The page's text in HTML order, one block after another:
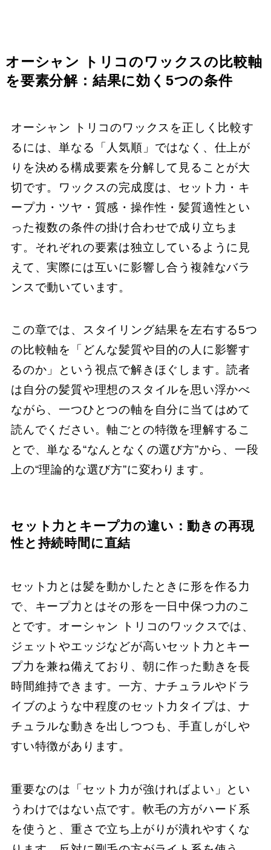
オーシャン トリコのワックスの比較軸
を要素分解：結果に効く5つの条件
オーシャン トリコのワックスを正しく比較す
るには、単なる「人気順」ではなく、仕上が
りを決める構成要素を分解して見ることが大
切です。ワックスの完成度は、セット力・キ
ープ力・ツヤ・質感・操作性・髪質適性とい
った複数の条件の掛け合わせで成り立ちま
す。それぞれの要素は独立しているように見
えて、実際には互いに影響し合う複雑なバラ
ンスで動いています。
この章では、スタイリング結果を左右する5つ
の比較軸を「どんな髪質や目的の人に影響す
るのか」という視点で解きほぐします。読者
は自分の髪質や理想のスタイルを思い浮かべ
ながら、一つひとつの軸を自分に当てはめて
読んでください。軸ごとの特徴を理解するこ
とで、単なる“なんとなくの選び方”から、一段
上の“理論的な選び方”に変わります。
セット力とキープ力の違い：動きの再現
性と持続時間に直結
セット力とは髪を動かしたときに形を作る力
で、キープ力とはその形を一日中保つ力のこ
とです。オーシャン トリコのワックスでは、
ジェットやエッジなどが高いセット力とキー
プ力を兼ね備えており、朝に作った動きを長
時間維持できます。一方、ナチュラルやドラ
イブのような中程度のセット力タイプは、ナ
チュラルな動きを出しつつも、手直しがしや
すい特徴があります。
重要なのは「セット力が強ければよい」とい
うわけではない点です。軟毛の方がハード系
を使うと、重さで立ち上がりが潰れやすくな